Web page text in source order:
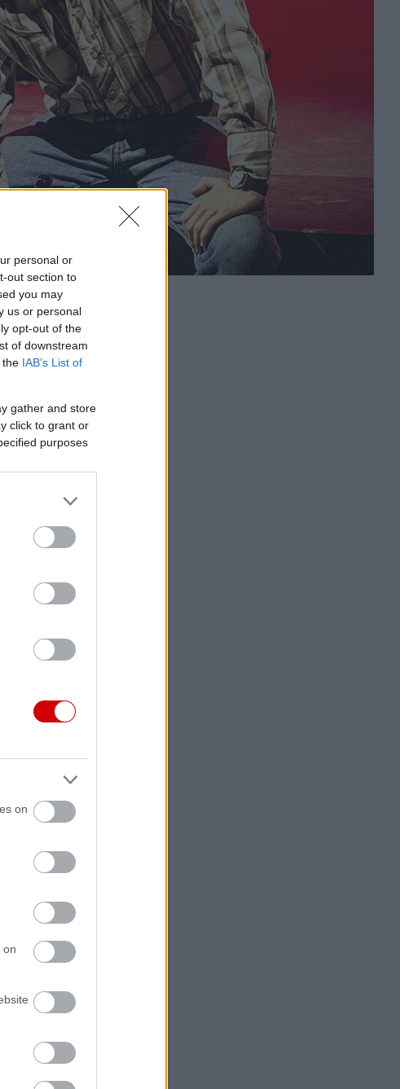
personal or
out section to
you may
us or personal
opt-out of the
of downstream
the IAB’s List of
gather and store
click to grant or
purposes
on
on
ξανά στο
αγάπη ανάμεσα σε
από την
διασκευή